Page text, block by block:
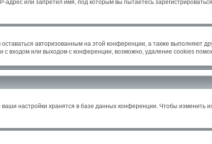
или запретил имя, под которым вы пытаетесь
авторизованным на этой конференции, а также выполняют
с входом или выходом с конференции, возможно, удаление cookies
настройки хранятся в базе данных конференции. Чтобы изменить